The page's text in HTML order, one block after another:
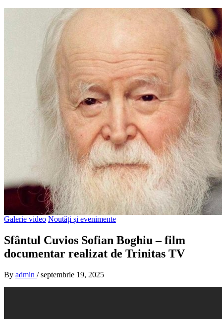
Galerie video Noutăți și evenimente
Sfântul Cuvios Sofian Boghiu – film
documentar realizat de Trinitas TV
By admin / septembrie 19, 2025